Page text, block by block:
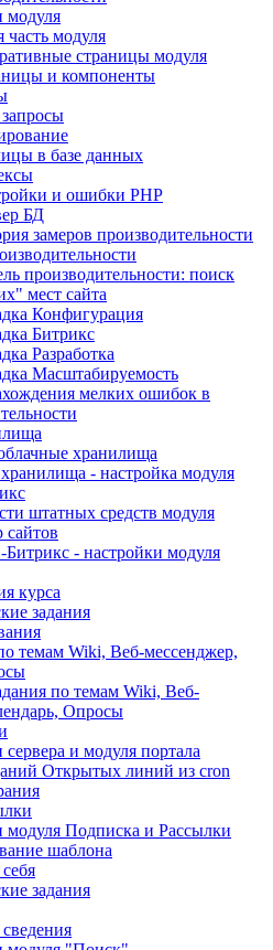
модуля
модуля
страницы модуля
и компоненты
в базе данных
и ошибки PHP
БД
замеров производительности
производительности: поиск
мест сайта
Конфигурация
Битрикс
Разработка
Масштабируемость
мелких ошибок в
хранилища
- настройка модуля
штатных средств модуля
сайтов
- настройки модуля
курса
задания
темам Wiki, Веб-мессенджер,
по темам Wiki, Веб-
Опросы
и модуля портала
Открытых линий из cron
модуля Подписка и Рассылки
шаблона
задания